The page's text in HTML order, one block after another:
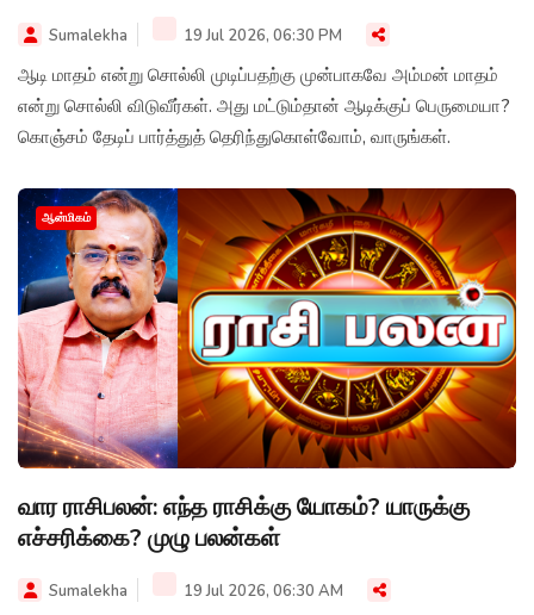
Sumalekha 19 Jul 2026, 06:30 PM
ஆடி மாதம் என்று சொல்லி முடிப்பதற்கு முன்பாகவே அம்மன் மாதம்
என்று சொல்லி விடுவீர்கள். அது மட்டும்தான் ஆடிக்குப் பெருமையா?
கொஞ்சம் தேடிப் பார்த்துத் தெரிந்துகொள்வோம், வாருங்கள்.
ஆன்மிகம்
வார ராசிபலன்: எந்த ராசிக்கு யோகம்? யாருக்கு
எச்சரிக்கை? முழு பலன்கள்
Sumalekha 19 Jul 2026, 06:30 AM